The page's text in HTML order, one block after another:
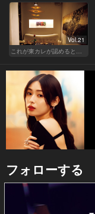
Vol.21
フォローする